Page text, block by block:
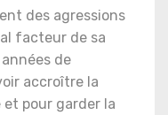
des agressions
facteur de sa
de
accroître la
pour garder la